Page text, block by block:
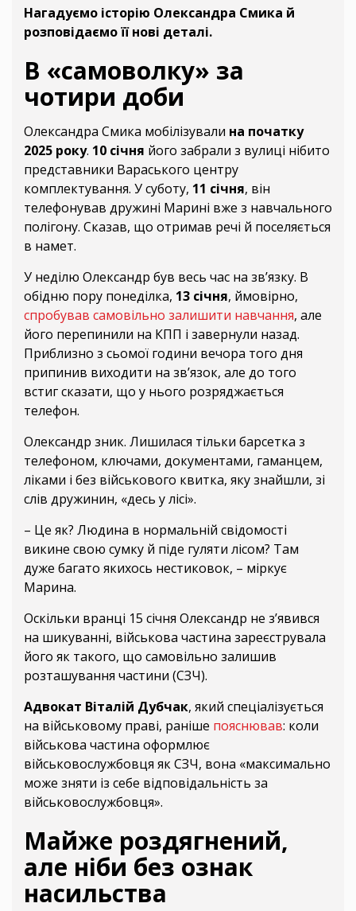
Нагадуємо історію Олександра Смика й
розповідаємо її нові деталі.
В «самоволку» за
чотири доби
Олександра Смика мобілізували на початку
2025 року. 10 січня його забрали з вулиці нібито
представники Вараського центру
комплектування. У суботу, 11 січня, він
телефонував дружині Марині вже з навчального
полігону. Сказав, що отримав речі й поселяється
в намет.
У неділю Олександр був весь час на зв’язку. В
обідню пору понеділка, 13 січня, ймовірно,
спробував самовільно залишити навчання, але
його перепинили на КПП і завернули назад.
Приблизно з сьомої години вечора того дня
припинив виходити на зв’язок, але до того
встиг сказати, що у нього розряджається
телефон.
Олександр зник. Лишилася тільки барсетка з
телефоном, ключами, документами, гаманцем,
ліками і без військового квитка, яку знайшли, зі
слів дружинин, «десь у лісі».
– Це як? Людина в нормальній свідомості
викине свою сумку й піде гуляти лісом? Там
дуже багато якихось нестиковок, – міркує
Марина.
Оскільки вранці 15 січня Олександр не з’явився
на шикуванні, військова частина зареєструвала
його як такого, що самовільно залишив
розташування частини (СЗЧ).
Адвокат Віталій Дубчак, який спеціалізується
на військовому праві, раніше пояснював: коли
військова частина оформлює
військовослужбовця як СЗЧ, вона «максимально
може зняти із себе відповідальність за
військовослужбовця».
Майже роздягнений,
але ніби без ознак
насильства